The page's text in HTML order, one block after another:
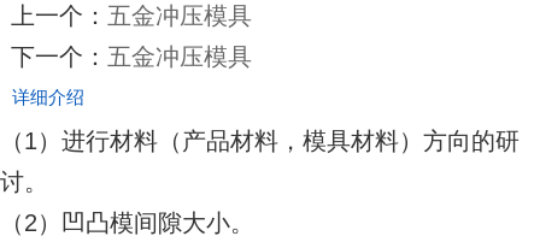
上一个： 五金冲压模具
下一个： 五金冲压模具
详细介绍
（1）进行材料（产品材料，模具材料）方向的研
讨。
（2）凹凸模间隙大小。